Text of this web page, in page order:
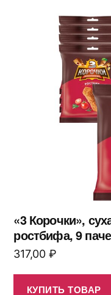
«3 Корочки»,
ростбифа, 9
317,00 ₽
КУПИТЬ ТОВАР